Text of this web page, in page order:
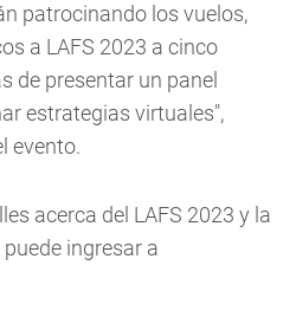
patrocinando los vuelos,
a LAFS 2023 a cinco
de presentar un panel
estrategias virtuales",
evento.
acerca del LAFS 2023 y la
ingresar a